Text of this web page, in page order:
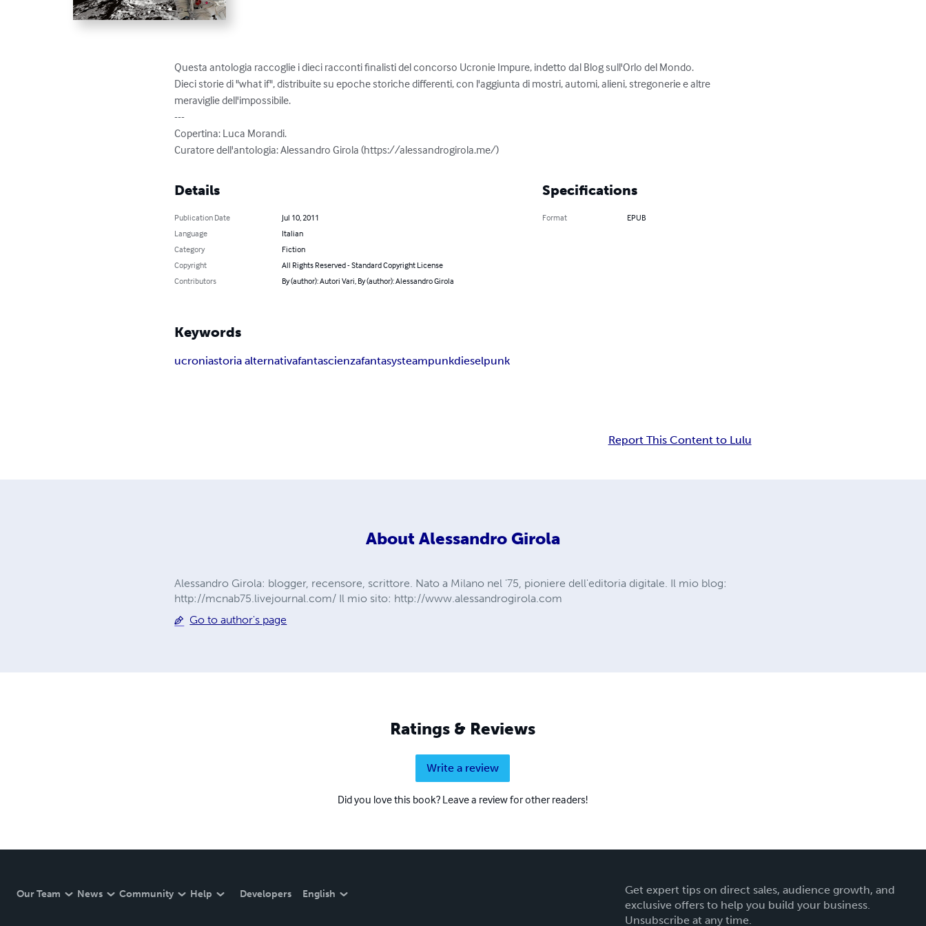
Questa antologia raccoglie i dieci racconti finalisti del concorso Ucronie Impure, indetto dal Blog sull'Orlo del Mondo.
Dieci storie di "what if", distribuite su epoche storiche differenti, con l'aggiunta di mostri, automi, alieni, stregonerie e altre
meraviglie dell'impossibile.
---
Copertina: Luca Morandi.
Curatore dell'antologia: Alessandro Girola (https://alessandrogirola.me/)
Details
Publication Date
Jul 10, 2011
Language
Italian
Category
Fiction
Copyright
All Rights Reserved - Standard Copyright License
Contributors
By (author): Autori Vari, By (author): Alessandro Girola
Specifications
Format EPUB
Keywords
ucroniastoria alternativafantascienzafantasysteampunkdieselpunk
Report This Content to Lulu
About Alessandro Girola
Alessandro Girola: blogger, recensore, scrittore. Nato a Milano nel '75, pioniere dell'editoria digitale. Il mio blog:
http://mcnab75.livejournal.com/ Il mio sito: http://www.alessandrogirola.com
Go to author's page
Ratings & Reviews
Write a review
Did you love this book? Leave a review for other readers!
Our Team News Community Help Developers English
Get expert tips on direct sales, audience growth, and
exclusive offers to help you build your business.
Unsubscribe at any time.